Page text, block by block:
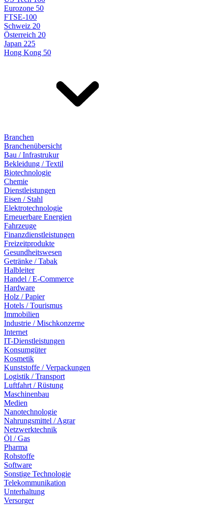
Eurozone 50
FTSE-100
Schweiz 20
Österreich 20
Japan 225
Hong Kong 50
Branchen
Branchenübersicht
Bau / Infrastrukur
Bekleidung / Textil
Biotechnologie
Chemie
Dienstleistungen
Eisen / Stahl
Elektrotechnologie
Erneuerbare Energien
Fahrzeuge
Finanzdienstleistungen
Freizeitprodukte
Gesundheitswesen
Getränke / Tabak
Halbleiter
Handel / E-Commerce
Hardware
Holz / Papier
Hotels / Tourismus
Immobilien
Industrie / Mischkonzerne
Internet
IT-Dienstleistungen
Konsumgüter
Kosmetik
Kunststoffe / Verpackungen
Logistik / Transport
Luftfahrt / Rüstung
Maschinenbau
Medien
Nanotechnologie
Nahrungsmittel / Agrar
Netzwerktechnik
Öl / Gas
Pharma
Rohstoffe
Software
Sonstige Technologie
Telekommunikation
Unterhaltung
Versorger